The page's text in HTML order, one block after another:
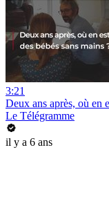
3:21
Deux ans après, où en
Le Télégramme
il y a 6 ans